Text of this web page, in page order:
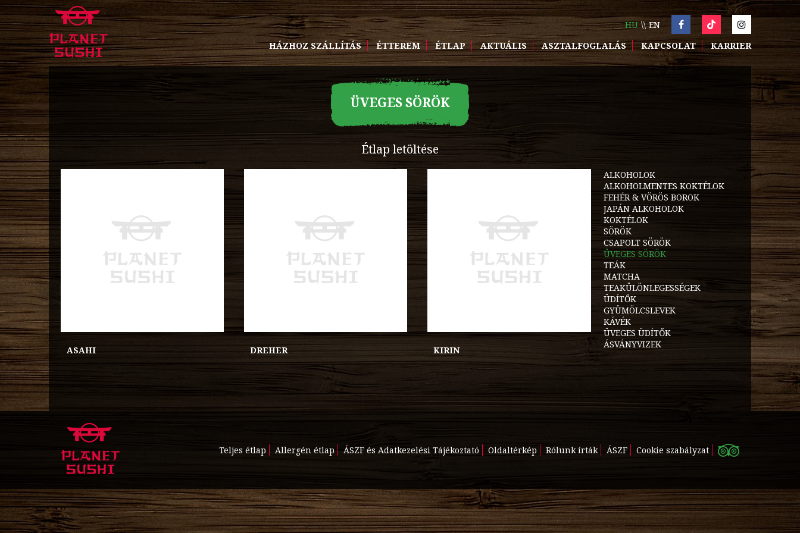
HU
EN
HÁZHOZ SZÁLLÍTÁS
ÉTTEREM ÉTLAP AKTUÁLIS ASZTALFOGLALÁS KAPCSOLAT KARRIER
ÜVEGES SÖRÖK
Étlap letöltése
ASAHI DREHER KIRIN
ALKOHOLOK
ALKOHOLMENTES KOKTÉLOK
FEHÉR & VÖRÖS BOROK
JAPÁN ALKOHOLOK
KOKTÉLOK
SÖRÖK
CSAPOLT SÖRÖK
ÜVEGES SÖRÖK
TEÁK
MATCHA
TEAKÜLÖNLEGESSÉGEK
ÜDÍTŐK
GYÜMÖLCSLEVEK
KÁVÉK
ÜVEGES ÜDÍTŐK
ÁSVÁNYVIZEK
Teljes étlap Allergén étlap ÁSZF és Adatkezelési Tájékoztató Oldaltérkép Rólunk írták ÁSZF Cookie szabályzat